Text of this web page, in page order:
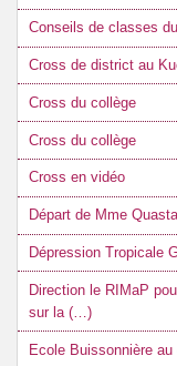
Conseils de classes
Cross de district au
Cross du collège
Cross du collège
Cross en vidéo
Départ de Mme
Dépression Tropicale
Direction le RIMaP
sur la (…)
Ecole Buissonnière